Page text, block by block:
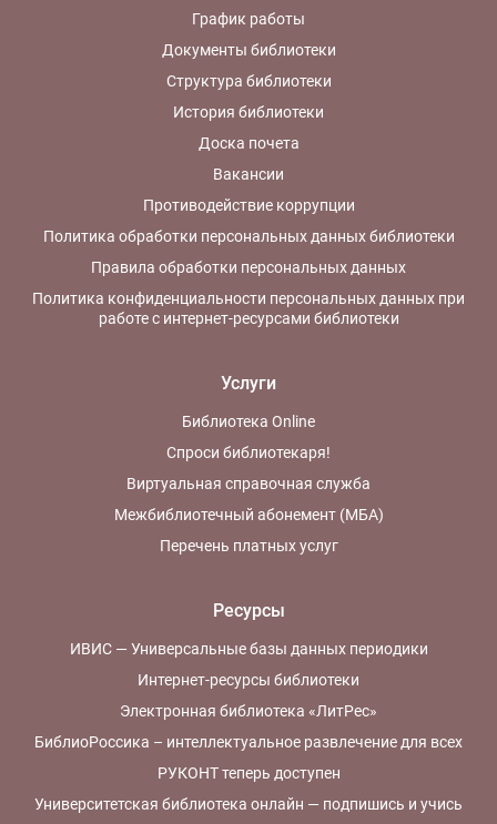
График работы
Документы библиотеки
Структура библиотеки
История библиотеки
Доска почета
Вакансии
Противодействие коррупции
Политика обработки персональных данных библиотеки
Правила обработки персональных данных
Политика конфиденциальности персональных данных при
работе с интернет-ресурсами библиотеки
Услуги
Библиотека Online
Спроси библиотекаря!
Виртуальная справочная служба
Межбиблиотечный абонемент (МБА)
Перечень платных услуг
Ресурсы
ИВИС — Универсальные базы данных периодики
Интернет-ресурсы библиотеки
Электронная библиотека «ЛитРес»
БиблиоРоссика – интеллектуальное развлечение для всех
РУКОНТ теперь доступен
Университетская библиотека онлайн — подпишись и учись